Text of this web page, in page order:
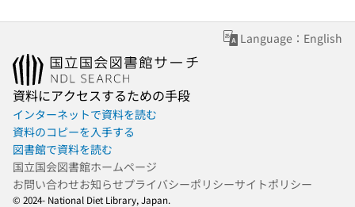
Language：English
資料にアクセスするための手段
インターネットで資料を読む
資料のコピーを入手する
図書館で資料を読む
国立国会図書館ホームページ
お問い合わせお知らせプライバシーポリシーサイトポリシー
© 2024- National Diet Library, Japan.